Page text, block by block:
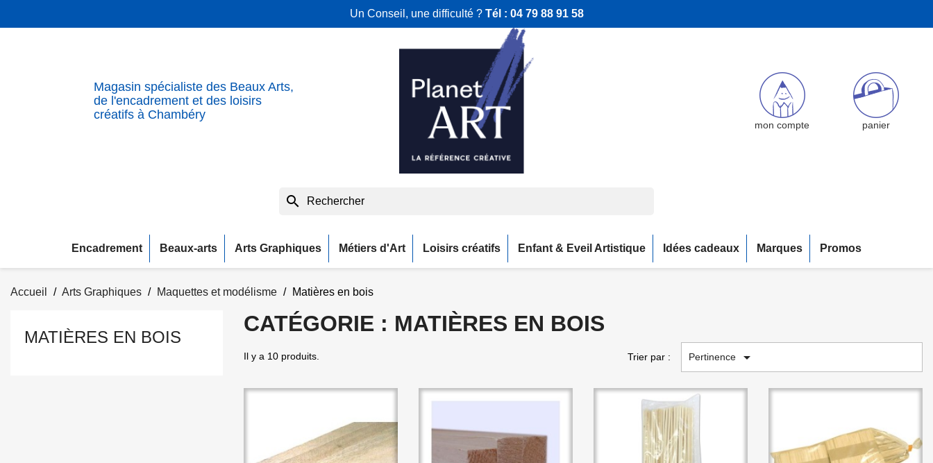
Un Conseil, une difficulté ? Tél : 04 79 88 91 58
Magasin spécialiste des Beaux Arts,
de l'encadrement et des loisirs
créatifs à Chambéry
mon compte panier
search
Encadrement Beaux-arts Arts Graphiques Métiers d'Art Loisirs créatifs Enfant & Eveil Artistique Idées cadeaux Marques Promos
Accueil Arts Graphiques Maquettes et modélisme Matières en bois
MATIÈRES EN BOIS
CATÉGORIE : MATIÈRES EN BOIS
Il y a 10 produits. Trier par : Pertinence 